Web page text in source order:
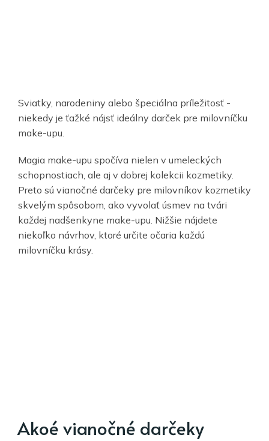
Sviatky, narodeniny alebo špeciálna príležitosť -
niekedy je ťažké nájsť ideálny darček pre milovníčku
make-upu.
Magia make-upu spočíva nielen v umeleckých
schopnostiach, ale aj v dobrej kolekcii kozmetiky.
Preto sú vianočné darčeky pre milovníkov kozmetiky
skvelým spôsobom, ako vyvolať úsmev na tvári
každej nadšenkyne make-upu. Nižšie nájdete
niekoľko návrhov, ktoré určite očaria každú
milovníčku krásy.
Akoé vianočné darčeky